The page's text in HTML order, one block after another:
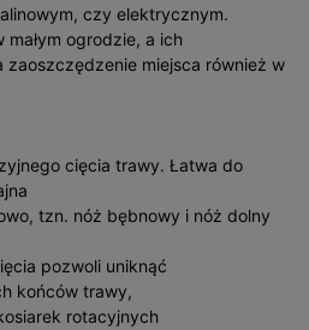
czy elektrycznym.
ogrodzie, a ich
miejsca również w
cięcia trawy. Łatwa do
tzn. nóż bębnowy i nóż dolny
pozwoli uniknąć
końców trawy,
rotacyjnych